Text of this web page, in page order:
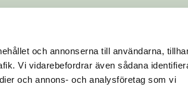
och annonserna till användarna,
Vi vidarebefordrar även sådana
och annons- och analysföretag som vi